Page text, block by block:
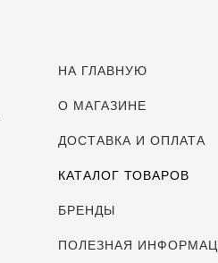
НА ГЛАВНУЮ
О МАГАЗИНЕ
ДОСТАВКА И ОПЛАТА
КАТАЛОГ ТОВАРОВ
БРЕНДЫ
ПОЛЕЗНАЯ